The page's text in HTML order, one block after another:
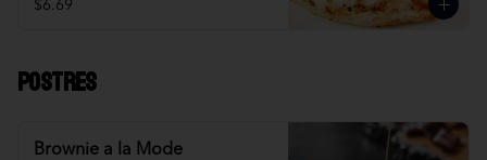
$6.69
Postres
Brownie a la Mode